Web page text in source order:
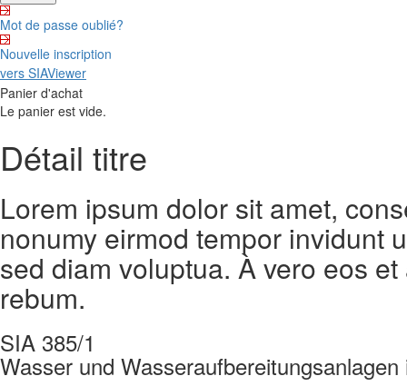
Mot de passe oublié?
Nouvelle inscription
vers SIAViewer
Panier d'achat
Le panier est vide.
Détail titre
Lorem ipsum dolor sit amet,
nonumy eirmod tempor invidunt
sed diam voluptua. À vero eos
rebum.
SIA 385/1
Wasser und